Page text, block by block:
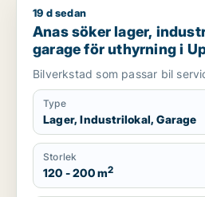
Anas söker lager, industrilokal
19 d sedan
Anas söker lager,
garage för uthyrning i
Vallentuna eller
Bilverkstad som passar bil
Type
Lager, Industrilokal, Garage
Storlek
120 - 200 m2